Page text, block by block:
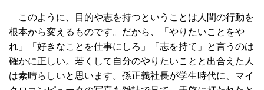
このように、目的や志を持つということは人間の行動を
根本から変えるものです。だから、「やりたいことをや
れ」「好きなことを仕事にしろ」「志を持て」と言うのは
確かに正しい。若くして自分のやりたいことと出合えた人
は素晴らしいと思います。孫正義社長が学生時代に、マイ